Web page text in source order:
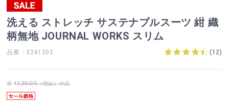
洗える ストレッチ サステナブルスーツ 紺 織
柄無地 JOURNAL WORKS スリム
品番：3241202 (12)
43,890円（税込）の品